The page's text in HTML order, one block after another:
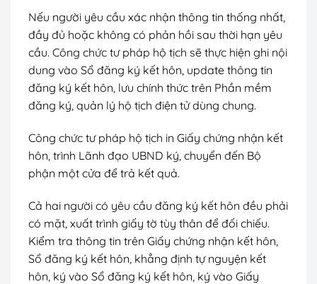
Nếu người yêu cầu xác nhận thông tin thống nhất,
đầy đủ hoặc không có phản hồi sau thời hạn yêu
cầu. Công chức tư pháp hộ tịch sẽ thực hiện ghi nội
dung vào Sổ đăng ký kết hôn, update thông tin
đăng ký kết hôn, lưu chính thức trên Phần mềm
đăng ký, quản lý hộ tịch điện tử dùng chung.
Công chức tư pháp hộ tịch in Giấy chứng nhận kết
hôn, trình Lãnh đạo UBND ký, chuyển đến Bộ
phận một cửa để trả kết quả.
Cả hai người có yêu cầu đăng ký kết hôn đều phải
có mặt, xuất trình giấy tờ tùy thân để đối chiếu.
Kiểm tra thông tin trên Giấy chứng nhận kết hôn,
Sổ đăng ký kết hôn, khẳng định tự nguyện kết
hôn, ký vào Sổ đăng ký kết hôn, ký vào Giấy